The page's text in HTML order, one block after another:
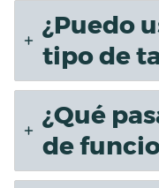
¿Puedo
tipo de
¿Qué
de